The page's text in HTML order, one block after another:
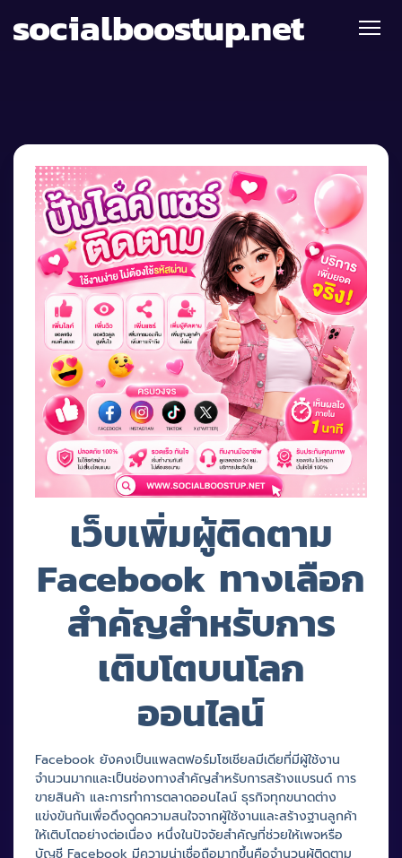
socialboostup.net
เว็บเพิ่มผู้ติดตาม
Facebook ทางเลือก
สำคัญสำหรับการ
เติบโตบนโลก
ออนไลน์
Facebook ยังคงเป็นแพลตฟอร์มโซเชียลมีเดียที่มีผู้ใช้งาน
จำนวนมากและเป็นช่องทางสำคัญสำหรับการสร้างแบรนด์ การ
ขายสินค้า และการทำการตลาดออนไลน์ ธุรกิจทุกขนาดต่าง
แข่งขันกันเพื่อดึงดูดความสนใจจากผู้ใช้งานและสร้างฐานลูกค้า
ให้เติบโตอย่างต่อเนื่อง หนึ่งในปัจจัยสำคัญที่ช่วยให้เพจหรือ
บัญชี Facebook มีความน่าเชื่อถือมากขึ้นคือจำนวนผู้ติดตาม